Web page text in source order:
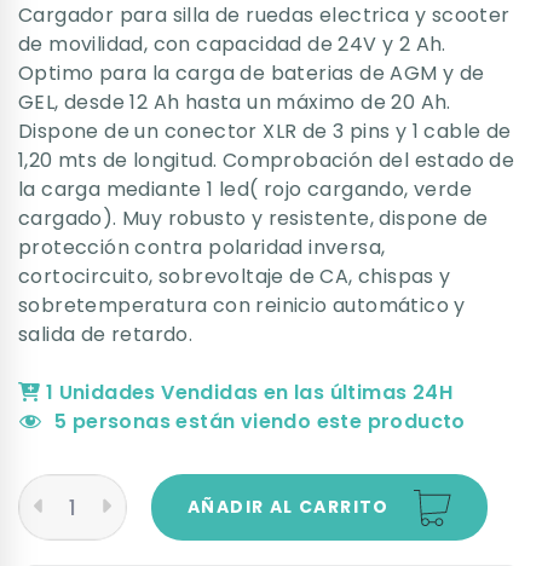
Cargador para silla de ruedas electrica y scooter
de movilidad, con capacidad de 24V y 2 Ah.
Optimo para la carga de baterias de AGM y de
GEL, desde 12 Ah hasta un máximo de 20 Ah.
Dispone de un conector XLR de 3 pins y 1 cable de
1,20 mts de longitud. Comprobación del estado de
la carga mediante 1 led( rojo cargando, verde
cargado). Muy robusto y resistente, dispone de
protección contra polaridad inversa,
cortocircuito, sobrevoltaje de CA, chispas y
sobretemperatura con reinicio automático y
salida de retardo.
1 Unidades Vendidas en las últimas 24H
5 personas están viendo este producto
AÑADIR AL CARRITO